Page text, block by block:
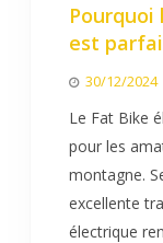
est
30/12/2024
Le Fat Bike
pour les
montagne.
excellente
électrique